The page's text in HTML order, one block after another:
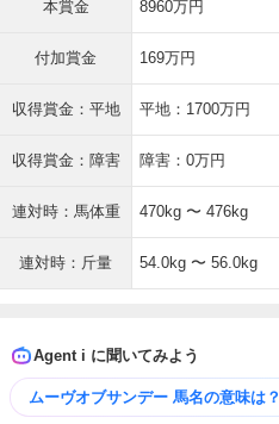
本賞金 8960万円
付加賞金 169万円
収得賞金：平地 平地：1700万円
収得賞金：障害 障害：0万円
連対時：馬体重 470kg 〜 476kg
連対時：斤量 54.0kg 〜 56.0kg
Agent i に聞いてみよう
ムーヴオブサンデー 馬名の意味は？